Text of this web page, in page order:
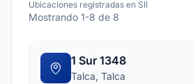
Ubicaciones registradas en SII
Mostrando 1-8 de 8
1 Sur 1348
Talca, Talca